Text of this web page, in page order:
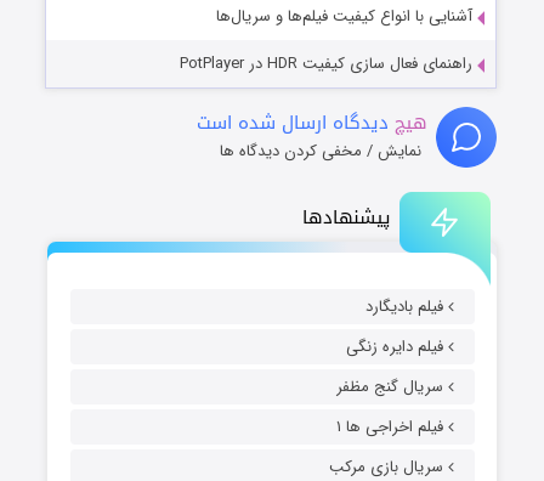
پیشنهادها
فیلم بادیگارد
فیلم دایره زنگی
سریال گنج مظفر
فیلم اخراجی ها ۱
سریال بازی مرکب
آشنایی با انواع کیفیت فیلم‌ها و سریال‌ها
راهنمای فعال سازی کیفیت HDR در PotPlayer
هیچ دیدگاه ارسال شده است
نمایش / مخفی کردن دیدگاه ها